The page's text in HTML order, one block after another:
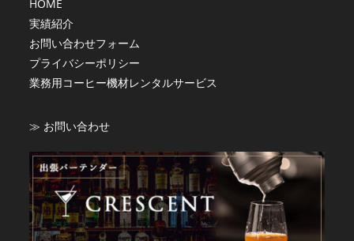
HOME
実績紹介
お問い合わせフォーム
プライバシーポリシー
業務用コーヒー機材レンタルサービス
≫ お問い合わせ